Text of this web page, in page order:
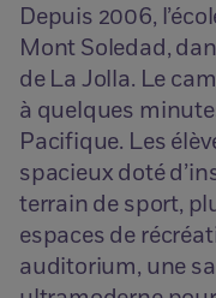
Depuis 2006,
Mont Soledad,
de La Jolla. Le
à quelques
Pacifique. Les
spacieux doté
terrain de sport,
espaces de
auditorium, une